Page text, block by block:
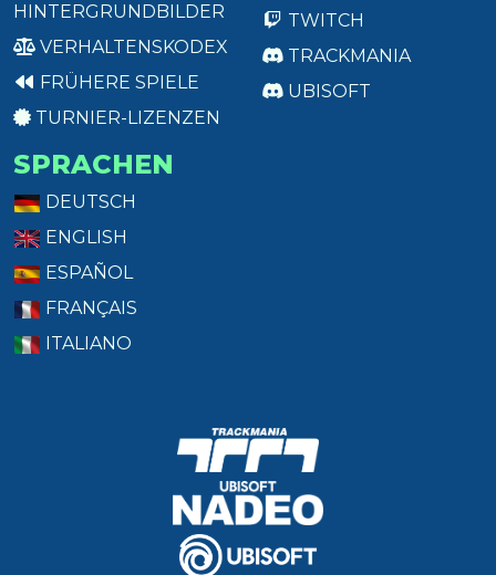
HINTERGRUNDBILDER
VERHALTENSKODEX
FRÜHERE SPIELE
TURNIER-LIZENZEN
TWITCH
TRACKMANIA
UBISOFT
SPRACHEN
DEUTSCH
ENGLISH
ESPAÑOL
FRANÇAIS
ITALIANO